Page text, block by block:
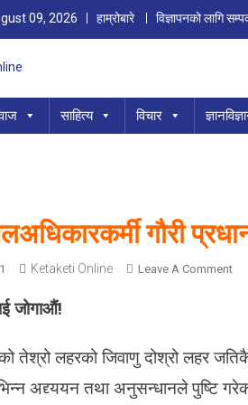
09, 2026 हाम्रोबारे विज्ञापनको लागि
Online
साहित्य विचार
गौरी
Ketaketi Online Leave A CommentO
ष्ठ
ल
जोगाऔं!
तेश्रो लहरको जिवाणु दोश्रो लहर
अद्द्ययन तथा अनुसन्धानले पुष्टि